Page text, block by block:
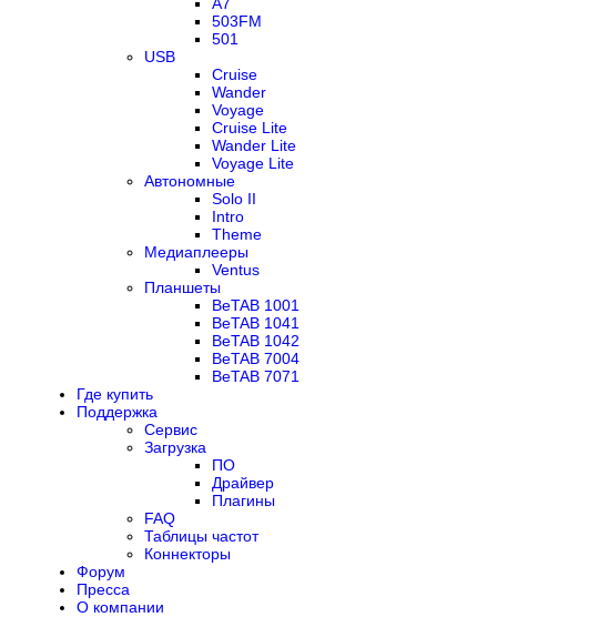
503FM
501
USB
Cruise
Wander
Voyage
Cruise Lite
Wander Lite
Voyage Lite
Автономные
Solo II
Intro
Theme
Медиаплееры
Ventus
Планшеты
BeTAB 1001
BeTAB 1041
BeTAB 1042
BeTAB 7004
BeTAB 7071
Где купить
Поддержка
Сервис
Загрузка
ПО
Драйвер
Плагины
FAQ
Таблицы частот
Коннекторы
Форум
Пресса
О компании